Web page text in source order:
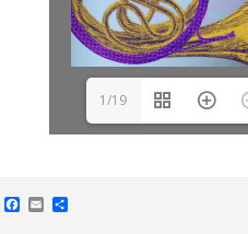
1/19
Facebook
Email